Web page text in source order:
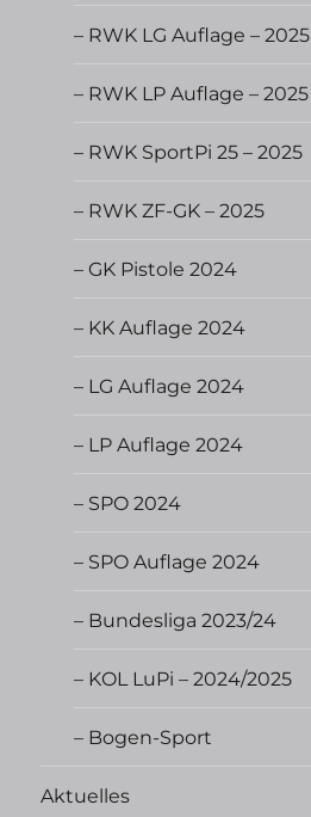
– RWK LG Auflage – 2025
– RWK LP Auflage – 2025
– RWK SportPi 25 – 2025
– RWK ZF-GK – 2025
– GK Pistole 2024
– KK Auflage 2024
– LG Auflage 2024
– LP Auflage 2024
– SPO 2024
– SPO Auflage 2024
– Bundesliga 2023/24
– KOL LuPi – 2024/2025
– Bogen-Sport
Aktuelles